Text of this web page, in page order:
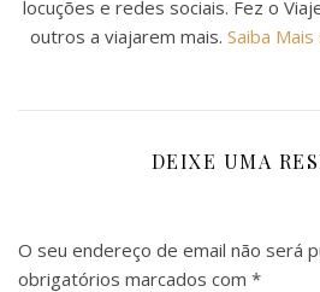
locuções e redes sociais. Fez o
outros a viajarem mais. Saiba
DEIXE UMA
O seu endereço de email não será
obrigatórios marcados com *